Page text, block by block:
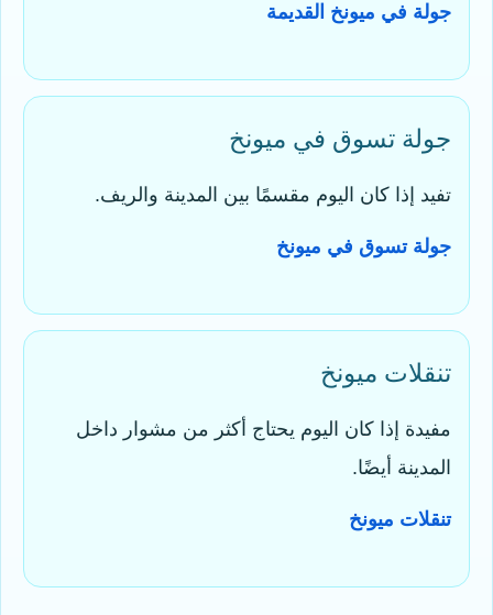
جولة في ميونخ القديمة
جولة تسوق في ميونخ
تفيد إذا كان اليوم مقسمًا بين المدينة والريف.
جولة تسوق في ميونخ
تنقلات ميونخ
مفيدة إذا كان اليوم يحتاج أكثر من مشوار داخل
المدينة أيضًا.
تنقلات ميونخ